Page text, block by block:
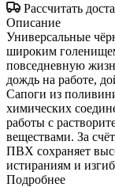
Рассчитать
Описание
Универсальные
широким
повседневную
дождь на работе,
Сапоги из
химических
работы с
веществами. За
ПВХ сохраняет
истираниям и
Подробнее